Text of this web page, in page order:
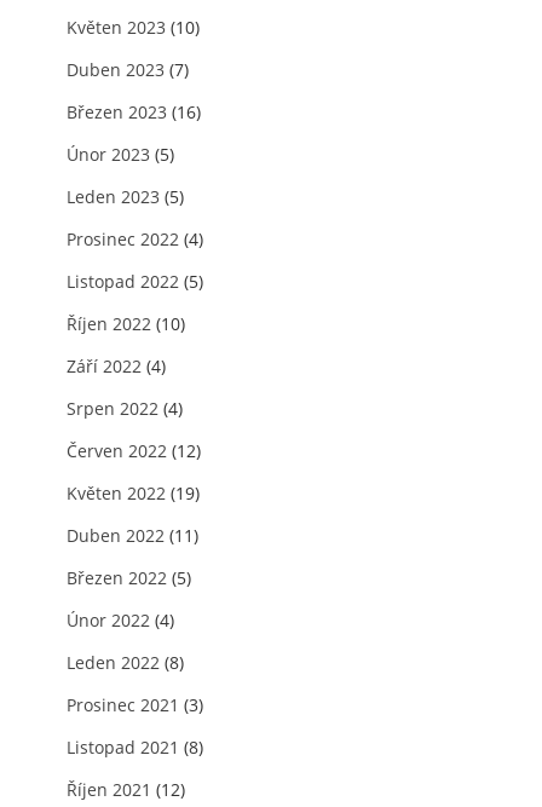
Květen 2023 (10)
Duben 2023 (7)
Březen 2023 (16)
Únor 2023 (5)
Leden 2023 (5)
Prosinec 2022 (4)
Listopad 2022 (5)
Říjen 2022 (10)
Září 2022 (4)
Srpen 2022 (4)
Červen 2022 (12)
Květen 2022 (19)
Duben 2022 (11)
Březen 2022 (5)
Únor 2022 (4)
Leden 2022 (8)
Prosinec 2021 (3)
Listopad 2021 (8)
Říjen 2021 (12)